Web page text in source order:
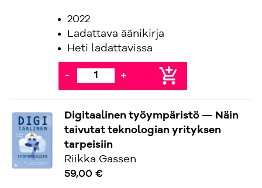
2022
Ladattava äänikirja
Heti ladattavissa
- + add_shopping_cart
Digitaalinen työympäristö — Näin
taivutat teknologian yrityksen
tarpeisiin
Riikka Gassen
59,00 €